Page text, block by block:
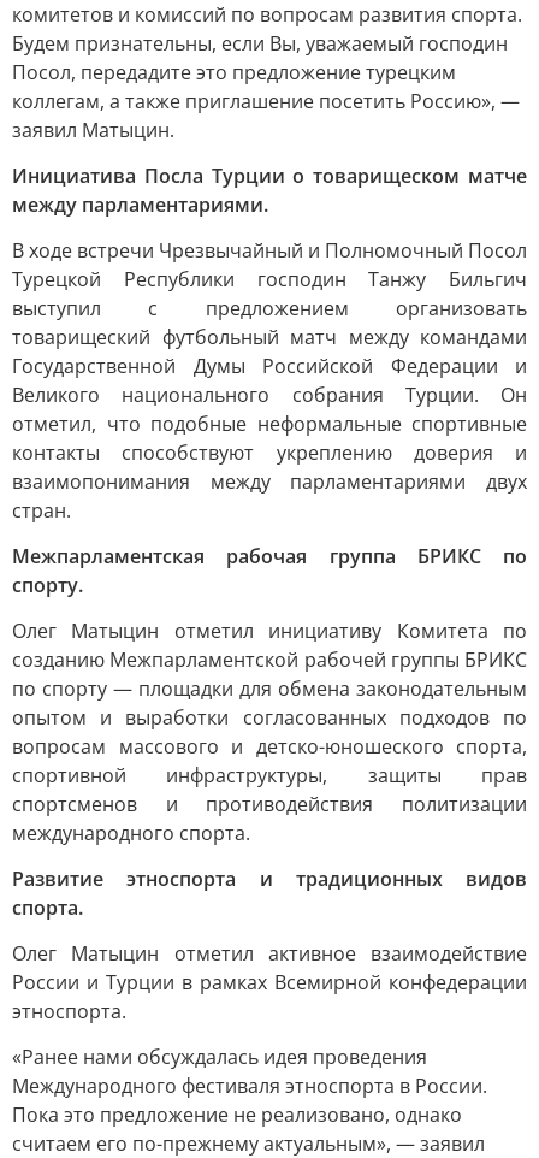
комитетов и комиссий по вопросам развития спорта.
Будем признательны, если Вы, уважаемый господин
Посол, передадите это предложение турецким
коллегам, а также приглашение посетить Россию», —
заявил Матыцин.
Инициатива Посла Турции о товарищеском матче
между парламентариями.
В ходе встречи Чрезвычайный и Полномочный Посол
Турецкой Республики господин Танжу Бильгич
выступил с предложением организовать
товарищеский футбольный матч между командами
Государственной Думы Российской Федерации и
Великого национального собрания Турции. Он
отметил, что подобные неформальные спортивные
контакты способствуют укреплению доверия и
взаимопонимания между парламентариями двух
стран.
Межпарламентская рабочая группа БРИКС по
спорту.
Олег Матыцин отметил инициативу Комитета по
созданию Межпарламентской рабочей группы БРИКС
по спорту — площадки для обмена законодательным
опытом и выработки согласованных подходов по
вопросам массового и детско-юношеского спорта,
спортивной инфраструктуры, защиты прав
спортсменов и противодействия политизации
международного спорта.
Развитие этноспорта и традиционных видов
спорта.
Олег Матыцин отметил активное взаимодействие
России и Турции в рамках Всемирной конфедерации
этноспорта.
«Ранее нами обсуждалась идея проведения
Международного фестиваля этноспорта в России.
Пока это предложение не реализовано, однако
считаем его по-прежнему актуальным», — заявил